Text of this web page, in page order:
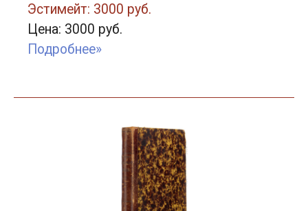
Эстимейт: 3000 руб.
Цена: 3000 руб.
Подробнее»